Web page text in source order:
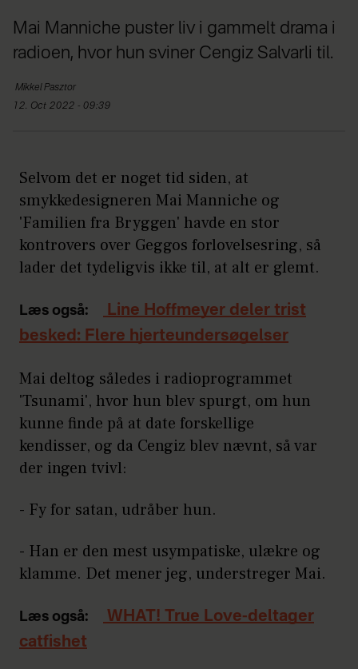
Mai Manniche puster liv i gammelt drama i
radioen, hvor hun sviner Cengiz Salvarli til.
MikkelPasztor
12. Oct 2022 - 09:39
Selvom det er noget tid siden, at
smykkedesigneren Mai Manniche og
'Familien fra Bryggen' havde en stor
kontrovers over Geggos forlovelsesring, så
lader det tydeligvis ikke til, at alt er glemt.
Læs også:
Line Hoffmeyer deler trist
besked: Flere hjerteundersøgelser
Mai deltog således i radioprogrammet
'Tsunami', hvor hun blev spurgt, om hun
kunne finde på at date forskellige
kendisser, og da Cengiz blev nævnt, så var
der ingen tvivl:
- Fy for satan, udråber hun.
- Han er den mest usympatiske, ulækre og
klamme. Det mener jeg, understreger Mai.
Læs også:
WHAT! True Love-deltager
catfishet